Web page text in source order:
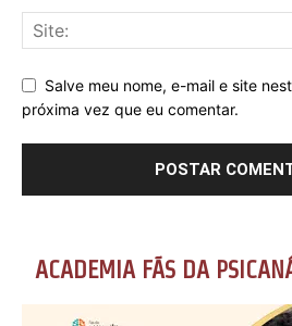
Salve meu nome, e-mail e site
próxima vez que eu comentar.
ACADEMIA FÃS DA